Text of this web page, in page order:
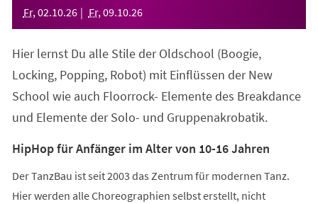
Fr, 02.10.26 Fr, 09.10.26
Hier lernst Du alle Stile der Oldschool (Boogie,
Locking, Popping, Robot) mit Einflüssen der New
School wie auch Floorrock- Elemente des Breakdance
und Elemente der Solo- und Gruppenakrobatik.
HipHop für Anfänger im Alter von 10-16 Jahren
Der TanzBau ist seit 2003 das Zentrum für modernen Tanz.
Hier werden alle Choreographien selbst erstellt, nicht